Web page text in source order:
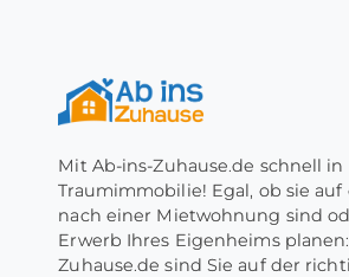
Mit Ab-ins-Zuhause.de schnell in
Traumimmobilie! Egal, ob sie auf
nach einer Mietwohnung sind
Erwerb Ihres Eigenheims
Zuhause.de sind Sie auf der